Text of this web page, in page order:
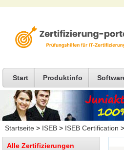
Start Produktinfo
Startseite > ISEB > ISEB Certification >
Alle Zertifizierungen